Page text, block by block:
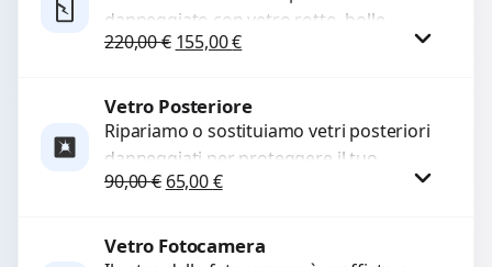
danneggiato con vetro rotto, bolle,
macchie, schermo nero o pixel morti?
220,00€ Il prezzo originale era: 220,00 €.
155,00€Il prezzo attuale è: 155,00 €.
Procedi
Vetro Posteriore
Ripariamo o sostituiamo vetri posteriori
danneggiati per proteggere il tuo
dispositivo e ripristinare l’estetica
qualità...
90,00€ Il prezzo originale era: 90,00 €.
65,00€Il prezzo attuale è: 65,00 €.
Procedi
Vetro Fotocamera